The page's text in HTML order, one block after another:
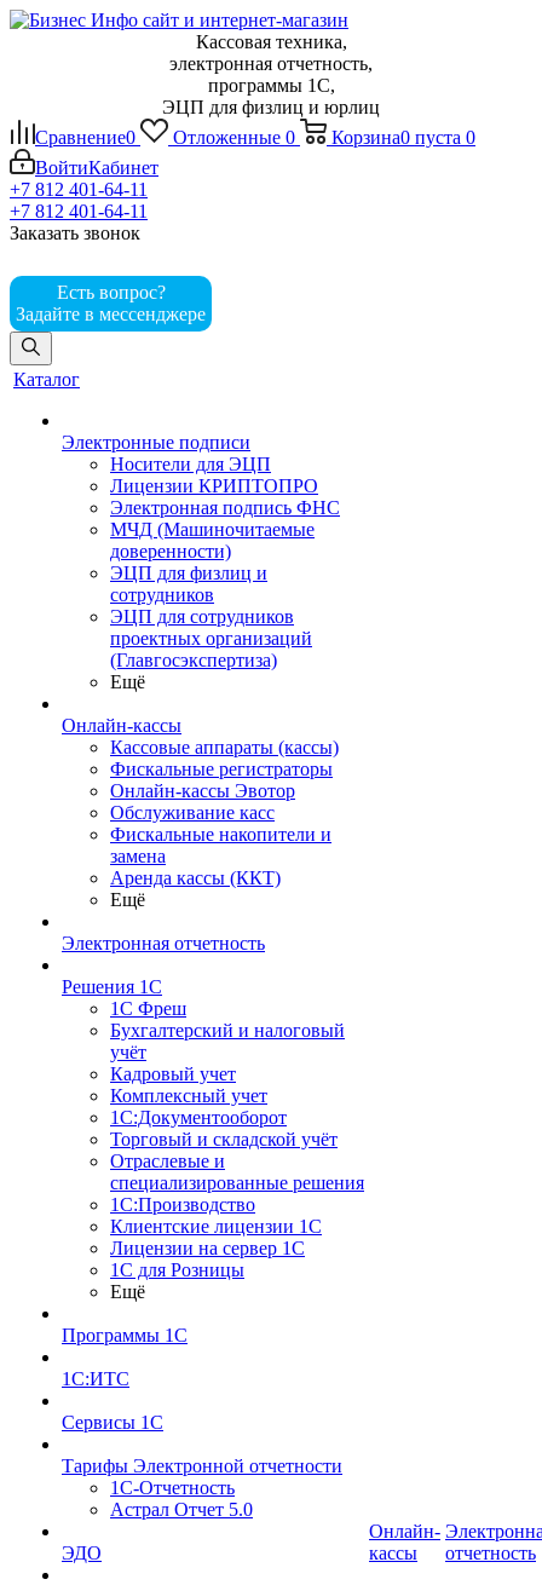
Кассовая техника,
электронная отчетность,
программы 1С,
ЭЦП для физлиц и юрлиц
Сравнение0 Отложенные 0 Корзина0 пуста 0
ВойтиКабинет
+7 812 401-64-11
+7 812 401-64-11
Заказать звонок
Есть вопрос?
Задайте в мессенджере
Каталог
Электронные подписи
Носители для ЭЦП
Лицензии КРИПТОПРО
Электронная подпись ФНС
МЧД (Машиночитаемые
доверенности)
ЭЦП для физлиц и
сотрудников
ЭЦП для сотрудников
проектных организаций
(Главгосэкспертиза)
Ещё
Онлайн-кассы
Кассовые аппараты (кассы)
Фискальные регистраторы
Онлайн-кассы Эвотор
Обслуживание касс
Фискальные накопители и
замена
Аренда кассы (ККТ)
Ещё
Электронная отчетность
Решения 1С
1С Фреш
Бухгалтерский и налоговый
учёт
Кадровый учет
Комплексный учет
1С:Документооборот
Торговый и складской учёт
Отраслевые и
специализированные решения
1С:Производство
Клиентские лицензии 1С
Лицензии на сервер 1С
1С для Розницы
Ещё
Программы 1С
1С:ИТС
Сервисы 1С
Тарифы Электронной отчетности
1С-Отчетность
Астрал Отчет 5.0
ЭДО
Онлайн-
кассы
отчетность